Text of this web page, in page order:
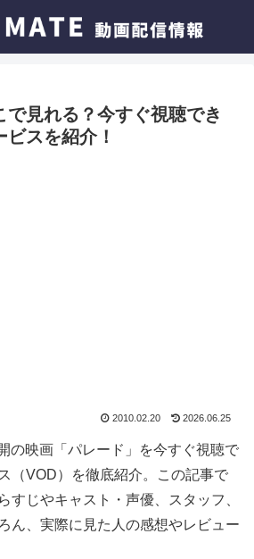
で見れる？今すぐ視聴でき
スを紹介！
2010.02.20 2026.06.25
の映画「パレード」を今すぐ視聴で
（VOD）を徹底紹介。この記事で
すじやキャスト・声優、スタッフ、
ん、実際に見た人の感想やレビュー